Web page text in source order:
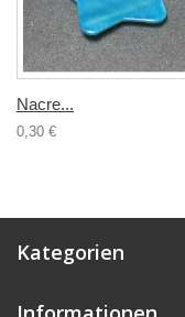
Nacre...
0,30 €
Kategorien